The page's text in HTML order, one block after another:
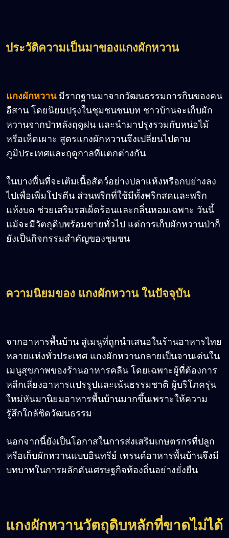
ประวัติความเป็นมาของแกงผักหวาน
แกงผักหวานมีรากฐานมาจากวัฒนธรรมการกินของคน
อีสาน โดยนิยมปรุงในชุมชนชนบท ชาวบ้านจะเก็บผัก
หวานจากป่าหลังฤดูฝน และนำมาปรุงรวมกับหน่อไม้
หรือเห็ดเผาะ สูตรแกงผักหวานจึงเปลี่ยนไปตาม
ภูมิประเทศและฤดูกาลที่แตกต่างกัน
ในบางพื้นที่จะเติมเนื้อสัตว์อย่างปลาแห้งหรือกบย่างลง
ไปเพื่อเพิ่มโปรตีน ส่วนพริกที่ใช้มีทั้งพริกสดและพริก
แห้งบด ช่วยเสริมรสเผ็ดร้อนและกลิ่นหอมเฉพาะ วันนี้
แม้จะมีวัตถุดิบพร้อมขายทั่วไป แต่การเก็บผักหวานป่าก็
ยังเป็นกิจกรรมสำคัญของชุมชน
ความนิยมของ แกงผักหวาน ในปัจจุบัน
จากอาหารพื้นบ้าน สู่เมนูที่ถูกนำเสนอในร้านอาหารไทย
หลายแห่งทั่วประเทศ แกงผักหวานกลายเป็นจานเด่นใน
เมนูสุขภาพของร้านอาหารคลีน โดยเฉพาะผู้ที่ต้องการ
หลีกเลี่ยงอาหารแปรรูปและเน้นธรรมชาติ ผู้บริโภครุ่น
ใหม่หันมานิยมอาหารพื้นบ้านมากขึ้นเพราะให้ความ
รู้สึกใกล้ชิดวัฒนธรรม
นอกจากนี้ยังเป็นโอกาสในการส่งเสริมเกษตรกรที่ปลูก
หรือเก็บผักหวานแบบอินทรีย์ เทรนด์อาหารพื้นบ้านจึงมี
บทบาทในการผลักดันเศรษฐกิจท้องถิ่นอย่างยั่งยืน
แกงผักหวานวัตถุดิบหลักที่ขาดไม่ได้